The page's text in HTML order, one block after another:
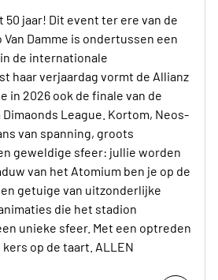
50 jaar! Dit event ter ere van de
Damme is ondertussen een
de internationale
haar verjaardag vormt de Allianz
in 2026 ook de finale van de
League. Kortom, Neos-
van spanning, groots
geweldige sfeer: jullie worden
van het Atomium ben je op de
getuige van uitzonderlijke
die het stadion
unieke sfeer. Met een optreden
op de taart. ALLEN